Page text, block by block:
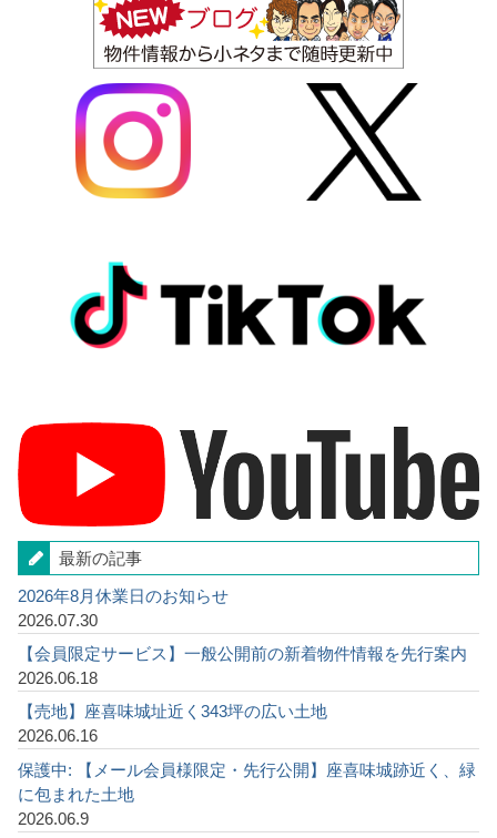
最新の記事
2026年8月休業日のお知らせ
2026.07.30
【会員限定サービス】一般公開前の新着物件情報を先行案内
2026.06.18
【売地】座喜味城址近く343坪の広い土地
2026.06.16
保護中: 【メール会員様限定・先行公開】座喜味城跡近く、緑
に包まれた土地
2026.06.9